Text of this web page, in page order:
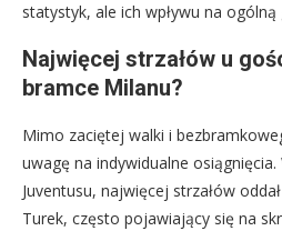
statystyk, ale ich wpływu na
Najwięcej strzałów u
bramce Milanu?
Mimo zaciętej walki i
uwagę na indywidualne
Juventusu, najwięcej strzałów oddał
Turek, często pojawiający się na